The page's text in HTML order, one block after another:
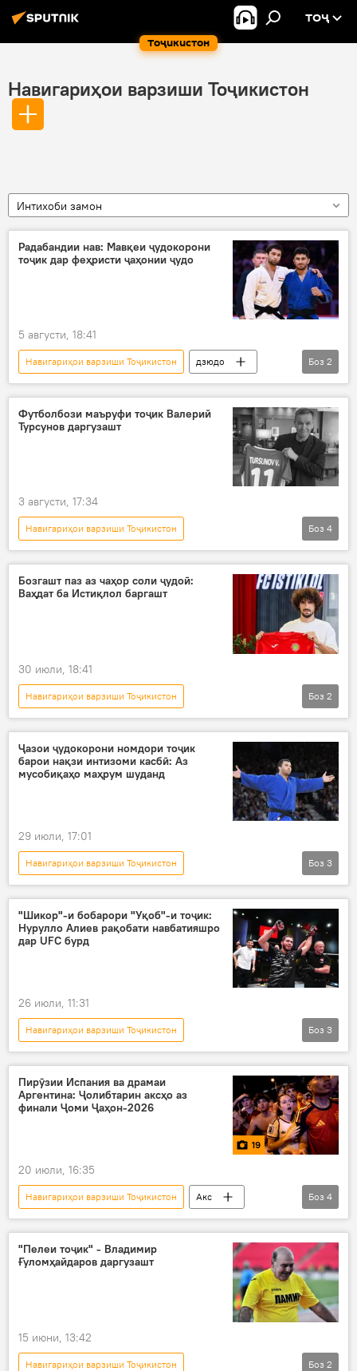
Тоҷикистон
ТОҶ
Навигариҳои варзиши Тоҷикистон
Интихоби замон
Радабандии нав: Мавқеи ҷудокорони
тоҷик дар феҳристи ҷаҳонии ҷудо
5 августи, 18:41
Навигариҳои варзиши Тоҷикистон
дзюдо
варзишгарони тоҷик
паҳлавон
Боз 2
Футболбози маъруфи тоҷик Валерий
Турсунов даргузашт
3 августи, 17:34
Навигариҳои варзиши Тоҷикистон
Дар Тоҷикистон
даргузашт
варзишгар
футбол дастаи Помир
Боз 4
Бозгашт паз аз чаҳор соли ҷудоӣ:
Ваҳдат ба Истиқлол баргашт
30 июли, 18:41
Навигариҳои варзиши Тоҷикистон
Дар Тоҷикистон
футбол варзишгар
Боз 2
Ҷазои ҷудокорони номдори тоҷик
барои нақзи интизоми касбӣ: Аз
мусобиқаҳо маҳрум шуданд
29 июли, 17:01
Навигариҳои варзиши Тоҷикистон
Дар Тоҷикистон
дзюдо
мусобиқа
ҷазо
Боз 3
"Шикор"-и бобарори "Уқоб"-и тоҷик:
Нурулло Алиев рақобати навбатияшро
дар UFC бурд
26 июли, 11:31
Навигариҳои варзиши Тоҷикистон
Дар Тоҷикистон
Нурулло Алиев
размикор
қаҳрамони UFC
Боз 3
Пирӯзии Испания ва драмаи
Аргентина: Ҷолибтарин аксҳо аз
финали Ҷоми Ҷаҳон-2026
19
20 июли, 16:35
Навигариҳои варзиши Тоҷикистон
Акс
футбол
Ҷоми ҷаҳонии футбол
Аргентина
Испания
Боз 4
"Пелеи тоҷик" - Владимир
Ғуломҳайдаров даргузашт
15 июни, 13:42
Навигариҳои варзиши Тоҷикистон
Боз 2